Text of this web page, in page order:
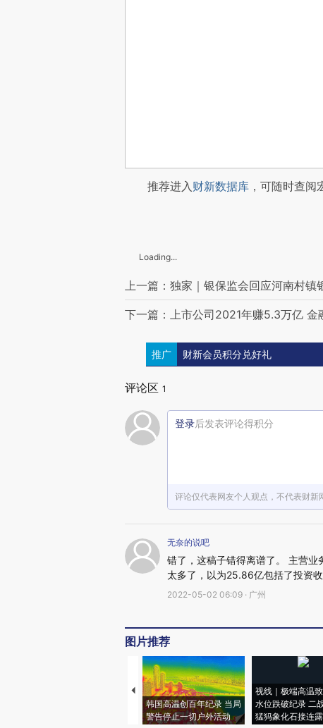
推荐进入财新数据库 ，可随时查阅
Loading...
上一篇：独家｜银保监会回应河南村
下一篇：上市公司2021年赚5.3万亿 金
推广 财新会员积分兑好礼
评论区 1
登录后发表评论得积分
评论仅代表网友个人观点，不代表财新
无奈的说吧
错了，这稿子错得离谱了。 主营
太多了，以为25.86亿包括了投资收
2022-05-02 06:09 · 广州
图片推荐
韩国高温创百年纪录 当局
警告停止一切户外活动
视线｜极端高温
水位跌破纪录 二
猛犸象化石接连